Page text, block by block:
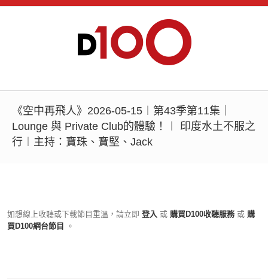
《空中再飛人》2026-05-15︱第43季第11集｜
Lounge 與 Private Club的體驗！︱ 印度水土不服之
行︱主持：寶珠、寶堅、Jack
如想線上收聽或下載節目重溫，請立即 登入 或 購買D100收聽服務 或 購
買D100網台節目
。